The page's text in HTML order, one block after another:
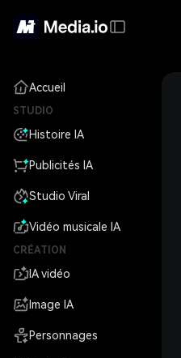
Accueil
STUDIO
Histoire IA
Publicités IA
Studio Viral
Vidéo musicale IA
CRÉATION
IA vidéo
Image IA
Personnages